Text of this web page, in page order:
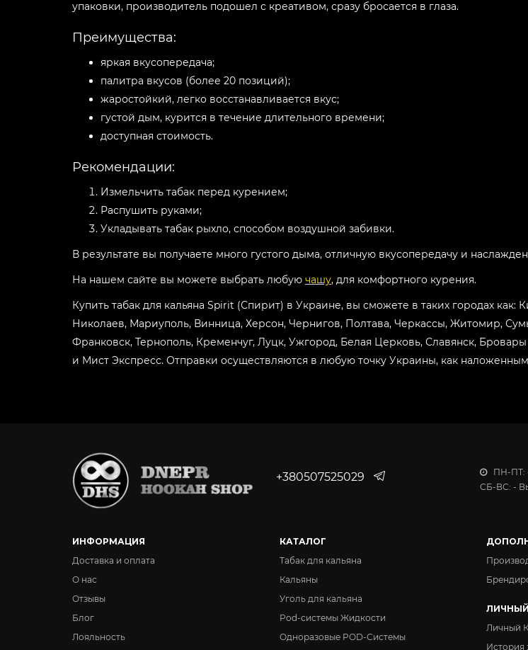
упаковки, производитель подошел с креативом, сразу бросается в глаза.
Преимущества:
яркая вкусопередача;
палитра вкусов (более 20 позиций);
жаростойкий, легко восстанавливается вкус;
густой дым, курится в течение длительного времени;
доступная стоимость.
Рекомендации:
Измельчить табак перед курением;
Распушить руками;
Укладывать табак рыхло, способом воздушной забивки.
В результате вы получаете много густого дыма, отличную вкусопередачу и
На нашем сайте вы можете выбрать любую чашу, для комфортного курения.
Купить табак для кальяна Spirit (Спирит) в Украине, вы сможете в таких городах
Николаев, Мариуполь, Винница, Херсон, Чернигов, Полтава, Черкассы, Житомир,
Франковск, Тернополь, Кременчуг, Луцк, Ужгород, Белая Церковь, Славянск,
и Мист Экспресс. Отправки осуществляются в любую точку Украины, как
+380507525029
ПН-ПТ:
СБ-ВС: -
ИНФОРМАЦИЯ
Доставка и оплата
О нас
Отзывы
Блог
Лояльность
КАТАЛОГ
Табак для кальяна
Кальяны
Уголь для кальяна
Pod-системы Жидкости
Одноразовые POD-Системы
Личный
История